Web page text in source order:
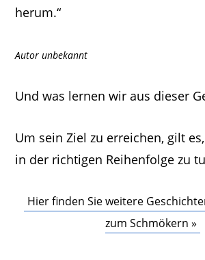
herum.“
Autor unbekannt
Und was lernen wir aus dieser
Um sein Ziel zu erreichen, gilt
in der richtigen Reihenfolge zu
Hier finden Sie weitere
zum Schmökern »